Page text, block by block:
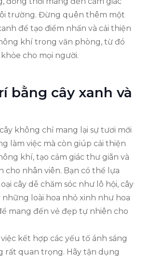
trường. Đừng quên thêm một
để tạo điểm nhấn và cải thiện
khí trong văn phòng, từ đó
cho mọi người.
bằng cây xanh và
không chỉ mang lại sự tươi mới
làm việc mà còn giúp cải thiện
khí, tạo cảm giác thư giãn và
cho nhân viên. Bạn có thể lựa
cây dễ chăm sóc như lô hội, cây
những loài hoa nhỏ xinh như hoa
mang đến vẻ đẹp tự nhiên cho
kết hợp các yếu tố ánh sáng
rất quan trọng. Hãy tận dụng